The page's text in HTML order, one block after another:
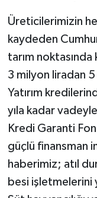
Üreticilerimizin
kaydeden
tarım
3 milyon liradan 5
Yatırım
yıla kadar
Kredi Garanti
güçlü finansman
haberimiz; atıl
besi işletmelerini